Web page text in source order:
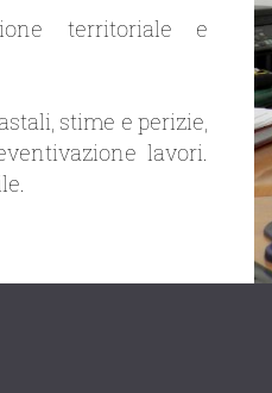
territoriale e
stime e perizie,
lavori.